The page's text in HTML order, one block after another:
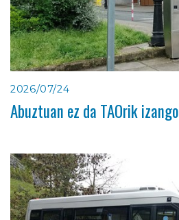
2026/07/24
Abuztuan ez da TAOrik izango